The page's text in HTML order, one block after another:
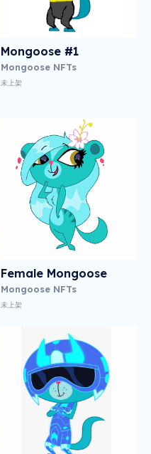
Mongoose #1
Mongoose NFTs
未上架
Female Mongoose
Mongoose NFTs
未上架